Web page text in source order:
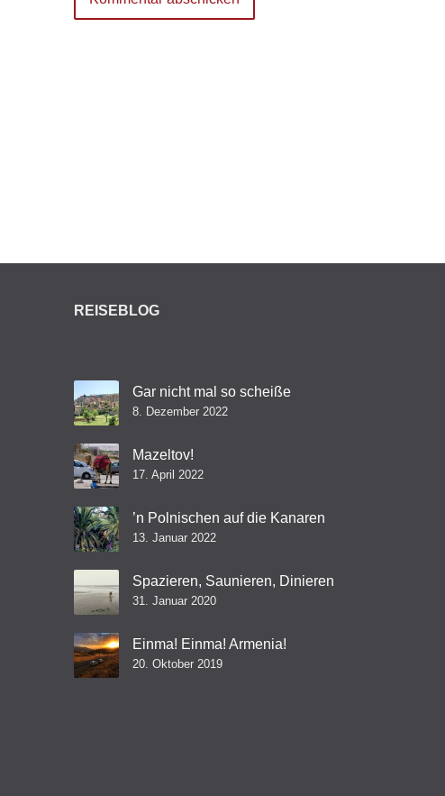
REISEBLOG
Gar nicht mal so scheiße
8. Dezember 2022
Mazeltov!
17. April 2022
’n Polnischen auf die Kanaren
13. Januar 2022
Spazieren, Saunieren, Dinieren
31. Januar 2020
Einma! Einma! Armenia!
20. Oktober 2019